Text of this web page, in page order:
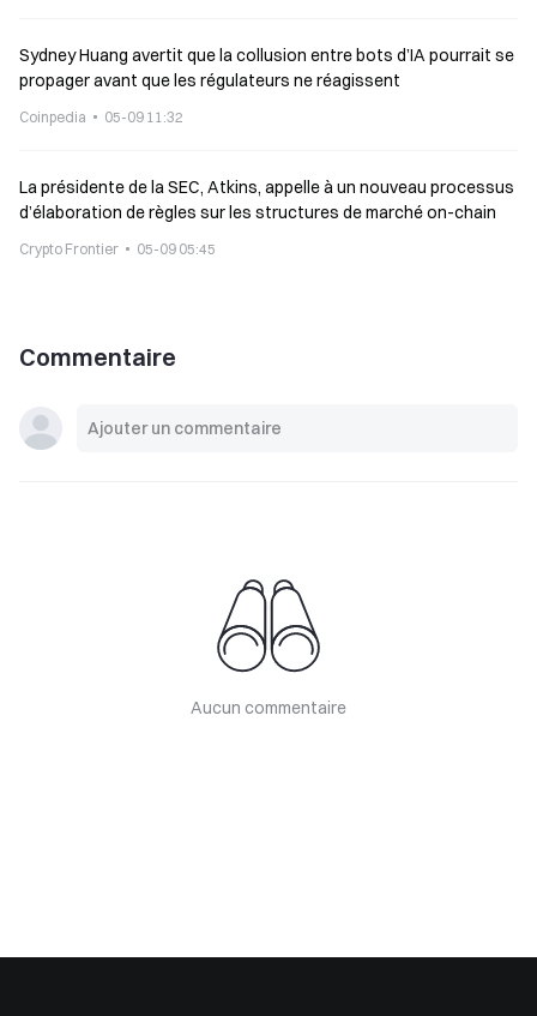
Sydney Huang avertit que la collusion entre bots d’IA pourrait se
propager avant que les régulateurs ne réagissent
Coinpedia 05-09 11:32
La présidente de la SEC, Atkins, appelle à un nouveau processus
d’élaboration de règles sur les structures de marché on-chain
Crypto Frontier 05-09 05:45
Commentaire
Aucun commentaire